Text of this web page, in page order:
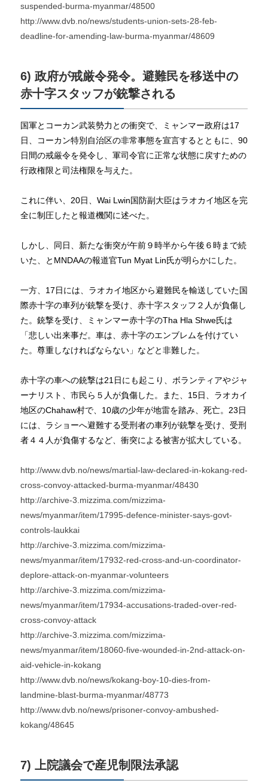
suspended-burma-myanmar/48500
http://www.dvb.no/news/students-union-sets-28-feb-
deadline-for-amending-law-burma-myanmar/48609
6) 政府が戒厳令発令。避難民を移送中の
赤十字スタッフが銃撃される
国軍とコーカン武装勢力との衝突で、ミャンマー政府は17
日、コーカン特別自治区の非常事態を宣言するとともに、90
日間の戒厳令を発令し、軍司令官に正常な状態に戻すための
行政権限と司法権限を与えた。
これに伴い、20日、Wai Lwin国防副大臣はラオカイ地区を完
全に制圧したと報道機関に述べた。
しかし、同日、新たな衝突が午前９時半から午後６時まで続
いた、とMNDAAの報道官Tun Myat Lin氏が明らかにした。
一方、17日には、ラオカイ地区から避難民を輸送していた国
際赤十字の車列が銃撃を受け、赤十字スタッフ２人が負傷し
た。銃撃を受け、ミャンマー赤十字のTha Hla Shwe氏は
「悲しい出来事だ。車は、赤十字のエンブレムを付けてい
た。尊重しなければならない」などと非難した。
赤十字の車への銃撃は21日にも起こり、ボランティアやジャ
ーナリスト、市民ら５人が負傷した。また、15日、ラオカイ
地区のChahaw村で、10歳の少年が地雷を踏み、死亡。23日
には、ラショーへ避難する受刑者の車列が銃撃を受け、受刑
者４４人が負傷するなど、衝突による被害が拡大している。
http://www.dvb.no/news/martial-law-declared-in-kokang-red-
cross-convoy-attacked-burma-myanmar/48430
http://archive-3.mizzima.com/mizzima-
news/myanmar/item/17995-defence-minister-says-govt-
controls-laukkai
http://archive-3.mizzima.com/mizzima-
news/myanmar/item/17932-red-cross-and-un-coordinator-
deplore-attack-on-myanmar-volunteers
http://archive-3.mizzima.com/mizzima-
news/myanmar/item/17934-accusations-traded-over-red-
cross-convoy-attack
http://archive-3.mizzima.com/mizzima-
news/myanmar/item/18060-five-wounded-in-2nd-attack-on-
aid-vehicle-in-kokang
http://www.dvb.no/news/kokang-boy-10-dies-from-
landmine-blast-burma-myanmar/48773
http://www.dvb.no/news/prisoner-convoy-ambushed-
kokang/48645
7) 上院議会で産児制限法承認